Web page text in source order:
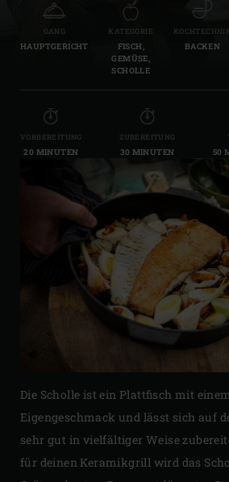
GANG
HAUPTGERICHT
KATEGORIE
FISCH,
GEMÜSE,
SCHOLLE
BACKEN
VORBEREITUNG
20 MINUTEN
ZUBEREITUNG
30 MINUTEN 50
Die Scholle ist ein Plattfisch mit
Eigengeschmack und lässt sich auf
sehr gut in vielfältiger Weise
für deinen Keramikgrill wird das